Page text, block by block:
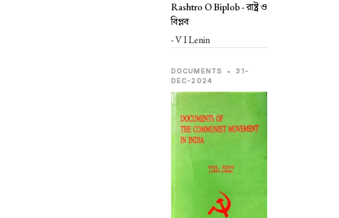
Rashtro O Biplob -রাষ্ট্র ও
বিপ্লব
- V I Lenin
DOCUMENTS •
31-
DEC-2024